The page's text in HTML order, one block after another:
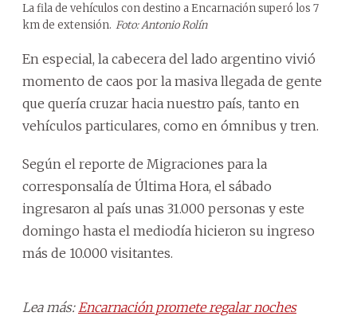
La fila de vehículos con destino a Encarnación superó los 7
km de extensión. Foto: Antonio Rolín
En especial, la cabecera del lado argentino vivió
momento de caos por la masiva llegada de gente
que quería cruzar hacia nuestro país, tanto en
vehículos particulares, como en ómnibus y tren.
Según el reporte de Migraciones para la
corresponsalía de Última Hora, el sábado
ingresaron al país unas 31.000 personas y este
domingo hasta el mediodía hicieron su ingreso
más de 10.000 visitantes.
Lea más: Encarnación promete regalar noches